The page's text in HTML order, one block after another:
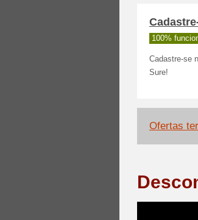
100%
Cadastre-se
Sure!
Ofertas